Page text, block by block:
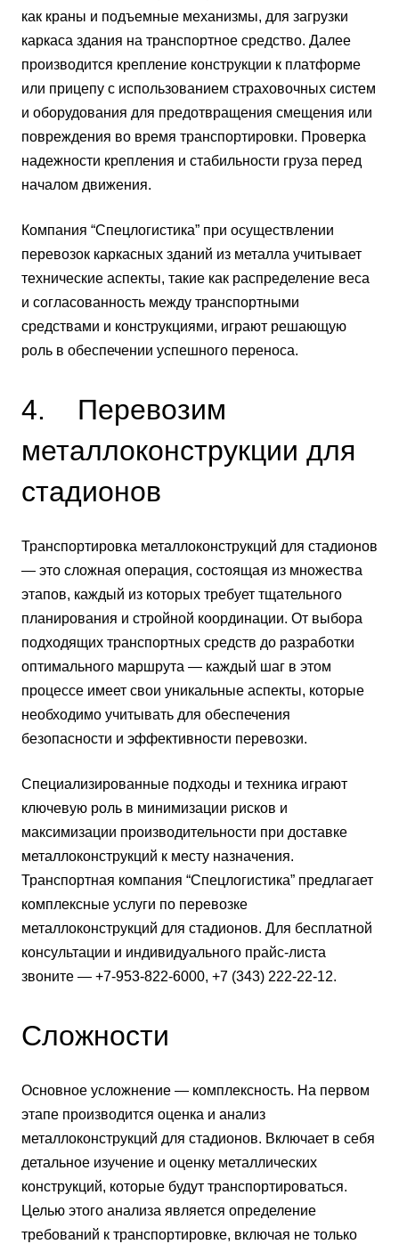
как краны и подъемные механизмы, для загрузки
каркаса здания на транспортное средство. Далее
производится крепление конструкции к платформе
или прицепу с использованием страховочных систем
и оборудования для предотвращения смещения или
повреждения во время транспортировки. Проверка
надежности крепления и стабильности груза перед
началом движения.
Компания “Спецлогистика” при осуществлении
перевозок каркасных зданий из металла учитывает
технические аспекты, такие как распределение веса
и согласованность между транспортными
средствами и конструкциями, играют решающую
роль в обеспечении успешного переноса.
4. Перевозим
металлоконструкции для
стадионов
Транспортировка металлоконструкций для стадионов
— это сложная операция, состоящая из множества
этапов, каждый из которых требует тщательного
планирования и стройной координации. От выбора
подходящих транспортных средств до разработки
оптимального маршрута — каждый шаг в этом
процессе имеет свои уникальные аспекты, которые
необходимо учитывать для обеспечения
безопасности и эффективности перевозки.
Специализированные подходы и техника играют
ключевую роль в минимизации рисков и
максимизации производительности при доставке
металлоконструкций к месту назначения.
Транспортная компания “Спецлогистика” предлагает
комплексные услуги по перевозке
металлоконструкций для стадионов. Для бесплатной
консультации и индивидуального прайс-листа
звоните — +7-953-822-6000, +7 (343) 222-22-12.
Сложности
Основное усложнение — комплексность. На первом
этапе производится оценка и анализ
металлоконструкций для стадионов. Включает в себя
детальное изучение и оценку металлических
конструкций, которые будут транспортироваться.
Целью этого анализа является определение
требований к транспортировке, включая не только